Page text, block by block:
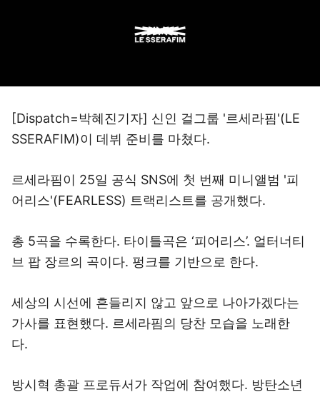
[Dispatch=박혜진기자] 신인 걸그룹 '르세라핌'(LE
SSERAFIM)이 데뷔 준비를 마쳤다.
르세라핌이 25일 공식 SNS에 첫 번째 미니앨범 '피
어리스'(FEARLESS) 트랙리스트를 공개했다.
총 5곡을 수록한다. 타이틀곡은 ‘피어리스’. 얼터너티
브 팝 장르의 곡이다. 펑크를 기반으로 한다.
세상의 시선에 흔들리지 않고 앞으로 나아가겠다는
가사를 표현했다. 르세라핌의 당찬 모습을 노래한
다.
방시혁 총괄 프로듀서가 작업에 참여했다. 방탄소년